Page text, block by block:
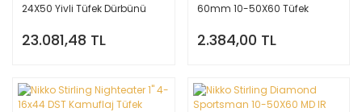
24X50 Yivli Tüfek Dürbünü
23.081,48 TL
60mm 10-50X60 Tüfek
2.384,00 TL